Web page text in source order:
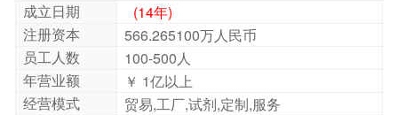
成立日期
(14年)
注册资本
566.265100万人民币
员工人数
100-500人
年营业额
￥ 1亿以上
经营模式
贸易,工厂,试剂,定制,服务